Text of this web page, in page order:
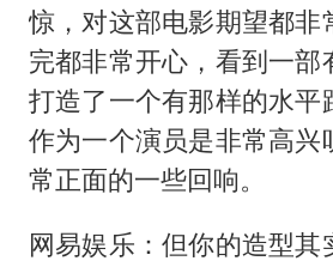
惊，对这部电影期望都非
完都非常开心，看到一部
打造了一个有那样的水平
作为一个演员是非常高兴
常正面的一些回响。
网易娱乐：但你的造型其